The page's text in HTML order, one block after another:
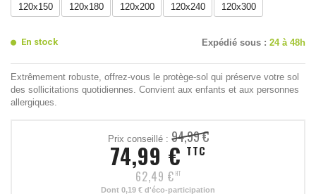
120x150
120x180 120x200 120x240 120x300
En stock Expédié sous : 24 à 48h
Extrêmement robuste, offrez-vous le protège-sol qui préserve votre sol
des sollicitations quotidiennes. Convient aux enfants et aux personnes
allergiques.
Prix conseillé : 94,99 €
74,99 € TTC
62,49 € HT
Dont 0,19 € d'éco-participation